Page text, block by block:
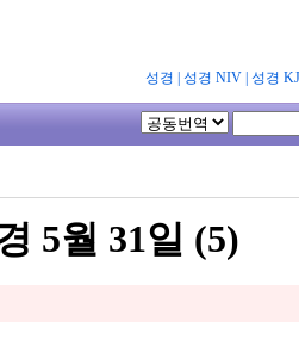
성경 성경 NIV| 성경
5월 31일 (5)